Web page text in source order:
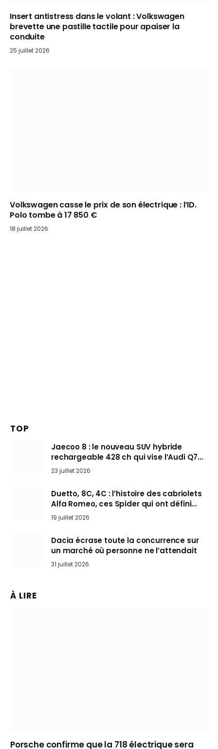
Insert antistress dans le volant : Volkswagen
brevette une pastille tactile pour apaiser la
conduite
25 juillet 2026
Volkswagen casse le prix de son électrique : l’ID.
Polo tombe à 17 850 €
18 juillet 2026
TOP
Jaecoo 8 : le nouveau SUV hybride
rechargeable 428 ch qui vise l’Audi Q7
arrive en Europe cet automne
23 juillet 2026
Duetto, 8C, 4C : l’histoire des cabriolets
Alfa Romeo, ces Spider qui ont défini
l’art de rouler cheveux au vent
19 juillet 2026
Dacia écrase toute la concurrence sur
un marché où personne ne l’attendait
31 juillet 2026
À LIRE
Porsche confirme que la 718 électrique sera